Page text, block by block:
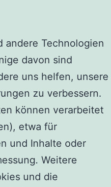
andere Technologien
davon sind
uns helfen, unsere
zu verbessern.
können verarbeitet
etwa für
und Inhalte oder
Weitere
und die